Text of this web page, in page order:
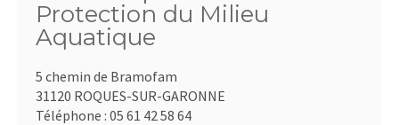
Protection du Milieu
Aquatique
5 chemin de Bramofam
31120 ROQUES-SUR-GARONNE
Téléphone : 05 61 42 58 64